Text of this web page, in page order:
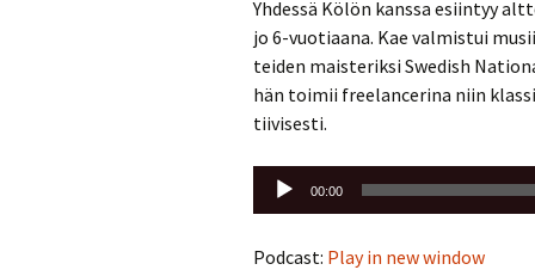
Yh­des­sä Kölön kans­sa esiin­tyy
jo 6-vuo­ti­aa­na. Kae val­mis­tui
tei­den mais­te­rik­si Swe­dish
hän toi­mii free­lance­ri­na niin
tii­vi­ses­ti.
Äänitoistin
00:00
Podcast: Play in new window